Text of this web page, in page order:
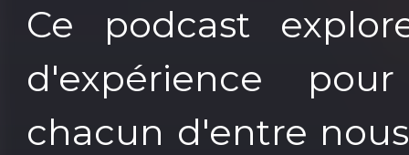
Ce podcast
d'expérience
chacun d'entre